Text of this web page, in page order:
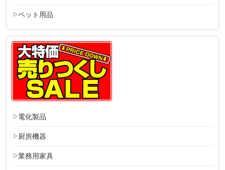
ペット用品
電化製品
厨房機器
業務用家具